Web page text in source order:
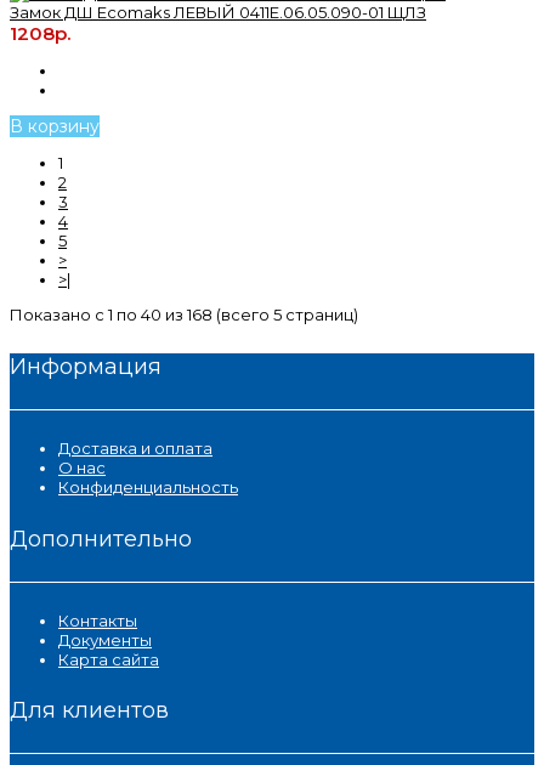
Замок ДШ Ecomaks ЛЕВЫЙ 0411Е.06.05.090-01 ЩЛЗ
1208р.
В корзину
1
2
3
4
5
>
>|
Показано с 1 по 40 из 168 (всего 5 страниц)
Информация
Доставка и оплата
О нас
Конфиденциальность
Дополнительно
Контакты
Документы
Карта сайта
Для клиентов